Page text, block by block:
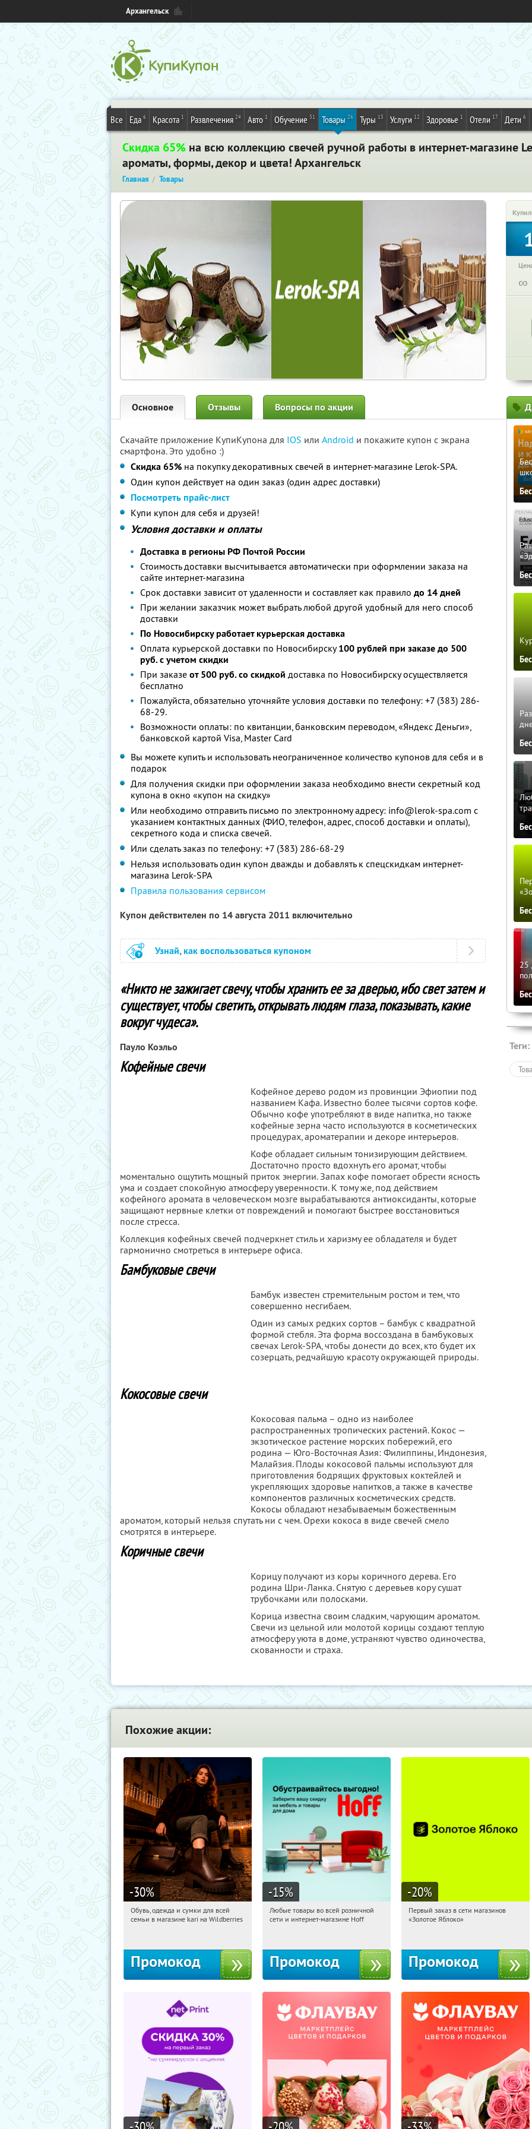
Архангельск
Все Еда 6 Красота 1 Развлечения 24 Авто 1 Обучение 31 Товары 26 Туры 13 Услуги 12 Здоровье 1 Отели 17 Дети 6
Скидка 65% на всю коллекцию свечей ручной работы в интернет-магазине
ароматы, формы, декор и цвета! Архангельск
Главная Товары
∞
Основное Отзывы Вопросы по акции
Скачайте приложение КупиКупона для IOS или Android и покажите купон с экрана
смартфона. Это удобно :)
Скидка 65% на покупку декоративных свечей в интернет-магазине Lerok-SPA.
Один купон действует на один заказ (один адрес доставки)
Посмотреть прайс-лист
Купи купон для себя и друзей!
Условия доставки и оплаты
Доставка в регионы РФ Почтой России
Стоимость доставки высчитывается автоматически при оформлении заказа на
сайте интернет-магазина
Срок доставки зависит от удаленности и составляет как правило до 14 дней
При желании заказчик может выбрать любой другой удобный для него способ
доставки
По Новосибирску работает курьерская доставка
Оплата курьерской доставки по Новосибирску100 рублей при заказе до 500
руб. с учетом скидки
При заказе от 500 руб. со скидкой доставка по Новосибирску осуществляется
бесплатно
Пожалуйста, обязательно уточняйте условия доставки по телефону: +7 (383) 286-
68-29.
Возможности оплаты: по квитанции, банковским переводом, «Яндекс Деньги»,
банковской картой Visa, Master Card
Вы можете купить и использовать неограниченное количество купонов для себя и в
подарок
Для получения скидки при оформлении заказа необходимо внести секретный код
купона в окно «купон на скидку»
Или необходимо отправить письмо по электронному адресу: info@lerok-spa.com с
указанием контактных данных (ФИО, телефон, адрес, способ доставки и оплаты),
секретного кода и списка свечей.
Или сделать заказ по телефону: +7 (383) 286-68-29
Нельзя использовать один купон дважды и добавлять к спецскидкам интернет-
магазина Lerok-SPA
Правила пользования сервисом
Купон действителен по 14 августа 2011 включительно
Узнай, как воспользоваться купоном
«Никто не зажигает свечу, чтобы хранить ее за дверью, ибо свет затем и
существует, чтобы светить, открывать людям глаза, показывать, какие
вокруг чудеса».
Пауло Коэльо
Кофейные свечи
Кофейное дерево родом из провинции Эфиопии под
названием Кафа. Известно более тысячи сортов кофе.
Обычно кофе употребляют в виде напитка, но также
кофейные зерна часто используются в косметических
процедурах, ароматерапии и декоре интерьеров.
Кофе обладает сильным тонизирующим действием.
Достаточно просто вдохнуть его аромат, чтобы
моментально ощутить мощный приток энергии. Запах кофе помогает обрести ясность
ума и создает спокойную атмосферу уверенности. К тому же, под действием
кофейного аромата в человеческом мозге вырабатываются антиоксиданты, которые
защищают нервные клетки от повреждений и помогают быстрее восстановиться
после стресса.
Коллекция кофейных свечей подчеркнет стиль и харизму ее обладателя и будет
гармонично смотреться в интерьере офиса.
Бамбуковые свечи
Бамбук известен стремительным ростом и тем, что
совершенно несгибаем.
Один из самых редких сортов – бамбук с квадратной
формой стебля. Эта форма воссоздана в бамбуковых
свечах Lerok-SPA, чтобы донести до всех, кто будет их
созерцать, редчайшую красоту окружающей природы.
Кокосовые свечи
Кокосовая пальма – одно из наиболее
распространенных тропических растений. Кокос —
экзотическое растение морских побережий, его
родина — Юго-Восточная Азия: Филиппины, Индонезия,
Малайзия. Плоды кокосовой пальмы используют для
приготовления бодрящих фруктовых коктейлей и
укрепляющих здоровье напитков, а также в качестве
компонентов различных косметических средств.
Кокосы обладают незабываемым божественным
ароматом, который нельзя спутать ни с чем. Орехи кокоса в виде свечей смело
смотрятся в интерьере.
Коричные свечи
Корицу получают из коры коричного дерева. Его
родина Шри-Ланка. Снятую с деревьев кору сушат
трубочками или полосками.
Корица известна своим сладким, чарующим ароматом.
Свечи из цельной или молотой корицы создают теплую
атмосферу уюта в доме, устраняют чувство одиночества,
скованности и страха.
25
Теги:
Похожие акции:
-30%
17:59:42 Получили:
Обувь, одежда и сумки для всей
семьи в магазине kari на Wildberries
Промокод
-15%
17:59:42 Получили:
Любые товары во всей розничной
сети и интернет-магазине Hoff
Промокод
-20%
17:59:42
Получи первым!
Первый заказ в сети магазинов
«Золотое Яблоко»
Промокод